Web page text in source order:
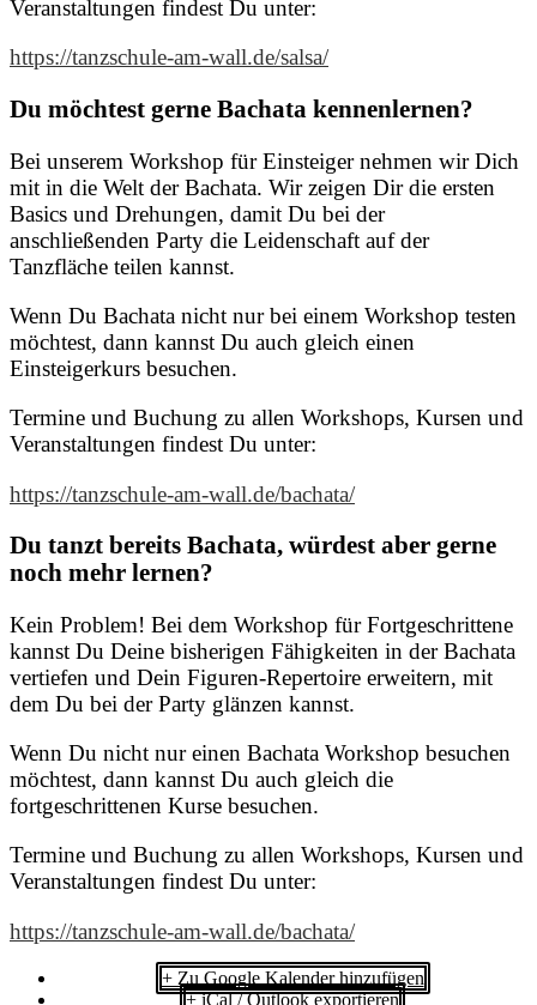
Veranstaltungen findest Du unter:
https://tanzschule-am-wall.de/salsa/
Du möchtest gerne Bachata kennenlernen?
Bei unserem Workshop für Einsteiger nehmen wir Dich
mit in die Welt der Bachata. Wir zeigen Dir die ersten
Basics und Drehungen, damit Du bei der
anschließenden Party die Leidenschaft auf der
Tanzfläche teilen kannst.
Wenn Du Bachata nicht nur bei einem Workshop testen
möchtest, dann kannst Du auch gleich einen
Einsteigerkurs besuchen.
Termine und Buchung zu allen Workshops, Kursen und
Veranstaltungen findest Du unter:
https://tanzschule-am-wall.de/bachata/
Du tanzt bereits Bachata, würdest aber gerne
noch mehr lernen?
Kein Problem! Bei dem Workshop für Fortgeschrittene
kannst Du Deine bisherigen Fähigkeiten in der Bachata
vertiefen und Dein Figuren-Repertoire erweitern, mit
dem Du bei der Party glänzen kannst.
Wenn Du nicht nur einen Bachata Workshop besuchen
möchtest, dann kannst Du auch gleich die
fortgeschrittenen Kurse besuchen.
Termine und Buchung zu allen Workshops, Kursen und
Veranstaltungen findest Du unter:
https://tanzschule-am-wall.de/bachata/
+ Zu Google Kalender hinzufügen
+ iCal / Outlook exportieren